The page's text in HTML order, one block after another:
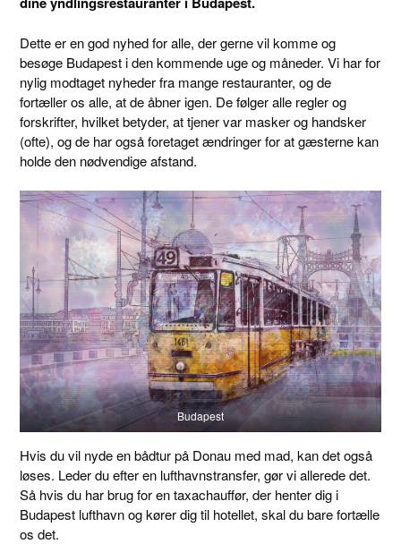
Dette er en god nyhed for alle, der gerne vil komme og
besøge Budapest i den kommende uge og måneder. Vi har for
nylig modtaget nyheder fra mange restauranter, og de
fortæller os alle, at de åbner igen. De følger alle regler og
forskrifter, hvilket betyder, at tjener var masker og handsker
(ofte), og de har også foretaget ændringer for at gæsterne kan
holde den nødvendige afstand.
Budapest
Hvis du vil nyde en bådtur på Donau med mad, kan det også
løses. Leder du efter en lufthavnstransfer, gør vi allerede det.
Så hvis du har brug for en taxachauffør, der henter dig i
Budapest lufthavn og kører dig til hotellet, skal du bare fortælle
os det.